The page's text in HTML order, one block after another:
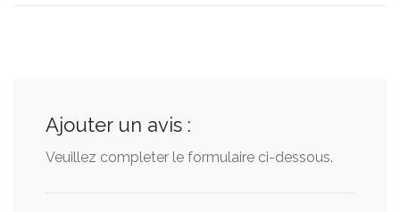
Ajouter un avis :
Veuillez completer le formulaire ci-dessous.